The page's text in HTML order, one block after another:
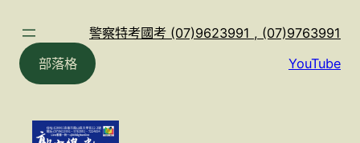
警察特考國考 (07)9623991 , (07)9763991
部落格
YouTube